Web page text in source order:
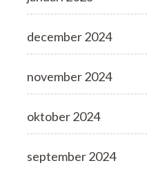
december 2024
november 2024
oktober 2024
september 2024